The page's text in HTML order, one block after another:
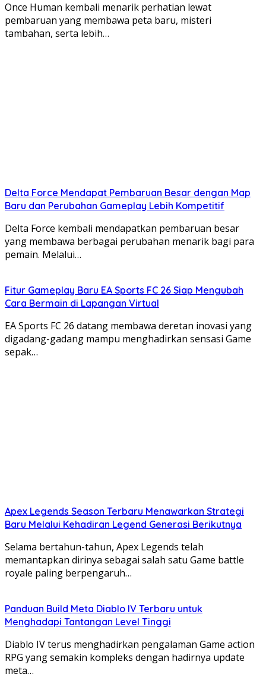
Once Human kembali menarik perhatian lewat
pembaruan yang membawa peta baru, misteri
tambahan, serta lebih…
Delta Force Mendapat Pembaruan Besar dengan Map
Baru dan Perubahan Gameplay Lebih Kompetitif
Delta Force kembali mendapatkan pembaruan besar
yang membawa berbagai perubahan menarik bagi para
pemain. Melalui…
Fitur Gameplay Baru EA Sports FC 26 Siap Mengubah
Cara Bermain di Lapangan Virtual
EA Sports FC 26 datang membawa deretan inovasi yang
digadang-gadang mampu menghadirkan sensasi Game
sepak…
Apex Legends Season Terbaru Menawarkan Strategi
Baru Melalui Kehadiran Legend Generasi Berikutnya
Selama bertahun-tahun, Apex Legends telah
memantapkan dirinya sebagai salah satu Game battle
royale paling berpengaruh…
Panduan Build Meta Diablo IV Terbaru untuk
Menghadapi Tantangan Level Tinggi
Diablo IV terus menghadirkan pengalaman Game action
RPG yang semakin kompleks dengan hadirnya update
meta…